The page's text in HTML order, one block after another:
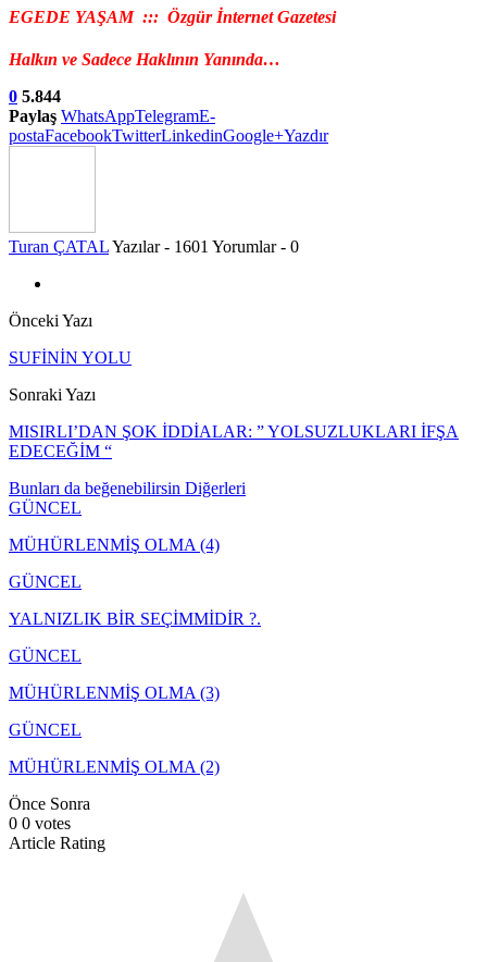
EGEDE YAŞAM ::: Özgür İnternet Gazetesi
Halkın ve Sadece Haklının Yanında…
0 5.844
Paylaş WhatsAppTelegramE-
postaFacebookTwitterLinkedinGoogle+Yazdır
Turan ÇATALYazılar - 1601 Yorumlar - 0
Önceki Yazı
SUFİNİN YOLU
Sonraki Yazı
MISIRLI’DAN ŞOK İDDİALAR: ” YOLSUZLUKLARI İFŞA
EDECEĞİM “
Bunları da beğenebilirsin Diğerleri
GÜNCEL
MÜHÜRLENMİŞ OLMA (4)
GÜNCEL
YALNIZLIK BİR SEÇİMMİDİR ?.
GÜNCEL
MÜHÜRLENMİŞ OLMA (3)
GÜNCEL
MÜHÜRLENMİŞ OLMA (2)
Önce Sonra
0 0 votes
Article Rating